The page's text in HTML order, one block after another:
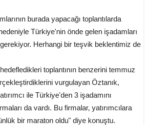
burada yapacağı toplantılarda
Türkiye'nin önde gelen işadamları
Herhangi bir teşvik beklentimiz de
toplantının benzerini temmuz
vurgulayan Öztanık,
ile Türkiye'den 3 işadamını
da vardı. Bu firmalar, yatırımcılara
bir maraton oldu" diye konuştu.